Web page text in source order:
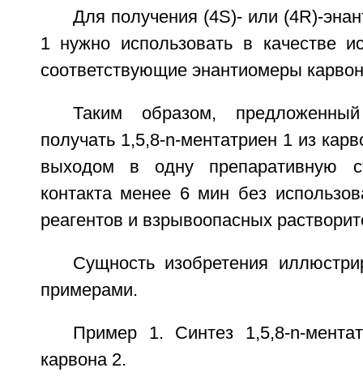
Для получения (4S)- или (4R)-
1 нужно использовать в качестве
соответствующие энантиомеры
Таким образом,
получать 1,5,8-n-ментатриен 1 из
выходом в одну препаративную
контакта менее 6 мин без
реагентов и взрывоопасных
Сущность изобретения
примерами.
Пример 1. Синтез 1,5,8-n-
карвона 2.